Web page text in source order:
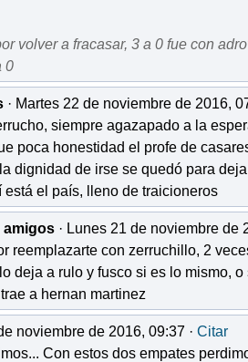
volver a fracasar, 3 a 0 fue con
0
· Martes 22 de noviembre de 2016,
siempre agazapado a la
poca honestidad el profe de
dignidad de irse se quedó para
está el país, lleno de traicioneros
amigos · Lunes 21 de noviembre de
reemplazarte con zerruchillo, 2
deja a rulo y fusco si es lo mismo,
a hernan martinez
noviembre de 2016, 09:37 · Citar
Con estos dos empates